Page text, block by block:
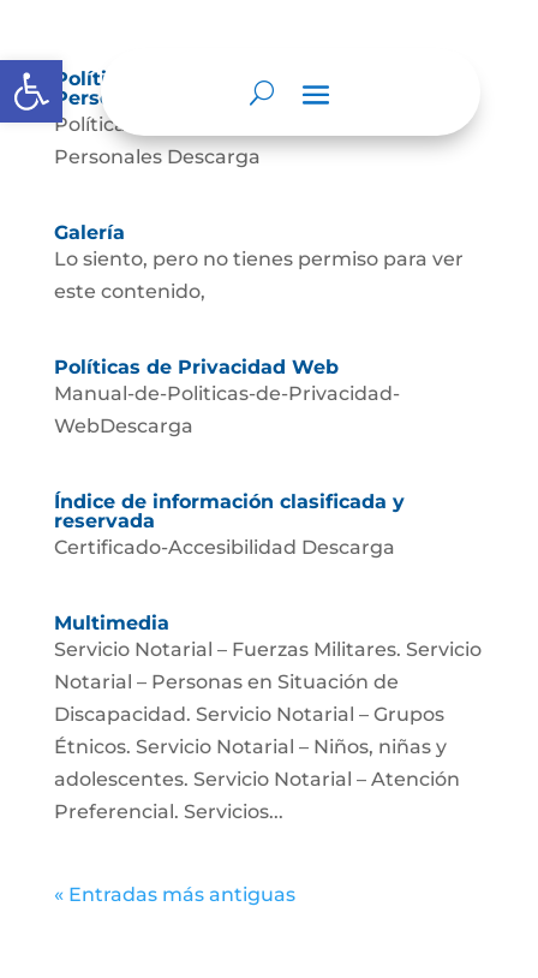
Abrir barra de herramientas
Política de Tratamiento de Datos
Personales.
Política de Tratamiento de Datos
Personales Descarga
Galería
Lo siento, pero no tienes permiso para ver
este contenido,
Políticas de Privacidad Web
Manual-de-Politicas-de-Privacidad-
WebDescarga
Índice de información clasificada y
reservada
Certificado-Accesibilidad Descarga
Multimedia
Servicio Notarial – Fuerzas Militares. Servicio
Notarial – Personas en Situación de
Discapacidad. Servicio Notarial – Grupos
Étnicos. Servicio Notarial – Niños, niñas y
adolescentes. Servicio Notarial – Atención
Preferencial. Servicios...
« Entradas más antiguas